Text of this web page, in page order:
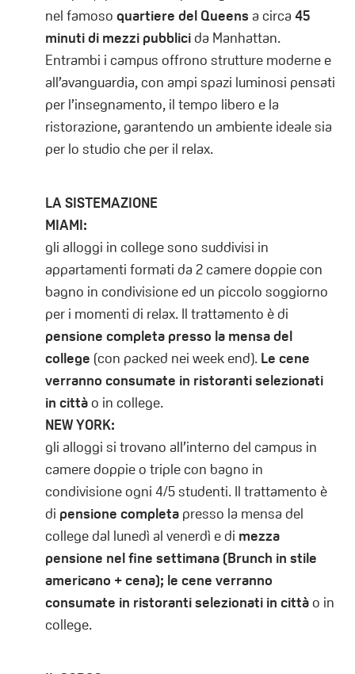
nel famosoquartiere del Queens a circa45
minuti di mezzi pubblicida Manhattan.
Entrambi i campus offrono strutture moderne e
all’avanguardia, con ampi spazi luminosi pensati
per l’insegnamento, il tempo libero e la
ristorazione, garantendo un ambiente ideale sia
per lo studio che per il relax.
LA SISTEMAZIONE
MIAMI:
gli alloggi in college sono suddivisi in
appartamenti formati da 2 camere doppie con
bagno in condivisione ed un piccolo soggiorno
per i momenti di relax. Il trattamento è di
pensione completa presso la mensa del
college (con packed nei week end). Le cene
verranno consumate in ristoranti selezionati
in cittào in college.
NEW YORK:
gli alloggi si trovano all’interno del campus in
camere doppie o triple con bagno in
condivisione ogni 4/5 studenti. Il trattamento è
di pensione completa presso la mensa del
college dal lunedì al venerdì e di mezza
pensione nel fine settimana (Brunch in stile
americano + cena); le cene verranno
consumate in ristoranti selezionati in cittào in
college.